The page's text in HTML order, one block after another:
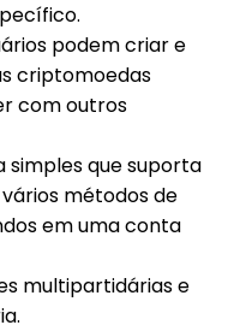
podem criar e
criptomoedas
com outros
simples que suporta
métodos de
em uma conta
multipartidárias e